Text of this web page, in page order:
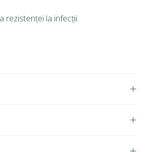
rezistenței la infecții.